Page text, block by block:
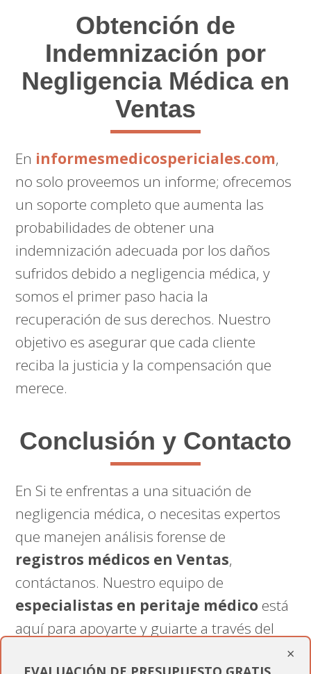
Obtención de
Indemnización por
Negligencia Médica en
Ventas
En informesmedicospericiales.com,
no solo proveemos un informe; ofrecemos
un soporte completo que aumenta las
probabilidades de obtener una
indemnización adecuada por los daños
sufridos debido a negligencia médica, y
somos el primer paso hacia la
recuperación de sus derechos. Nuestro
objetivo es asegurar que cada cliente
reciba la justicia y la compensación que
merece.
Conclusión y Contacto
En Si te enfrentas a una situación de
negligencia médica, o necesitas expertos
que manejen análisis forense de
registros médicos en Ventas,
contáctanos. Nuestro equipo de
especialistas en peritaje médico está
aquí para apoyarte y guiarte a través del
×